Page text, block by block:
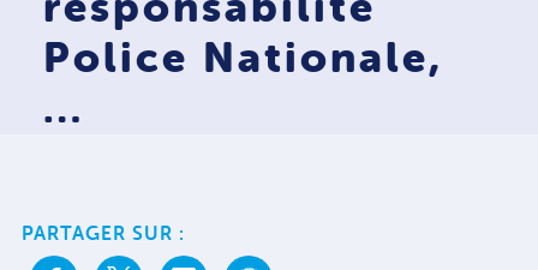
Police Nationale,
…
PARTAGER SUR :